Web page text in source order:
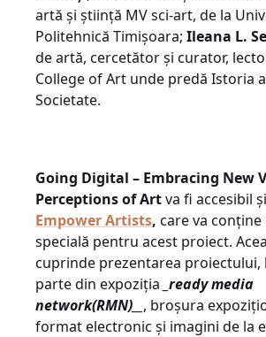
artă și știință MV sci-art, de la
Politehnică Timișoara; Ileana L.
de artă, cercetător și curator,
College of Art unde predă Istoria
Societate.
Going Digital – Embracing New
Perceptions of Artva fi accesibil
Empower Artists, care va
specială pentru acest proiect.
cuprinde prezentarea proiectului,
parte din expoziția _ready media
network(RMN)__ , broșura
format electronic și imagini de la